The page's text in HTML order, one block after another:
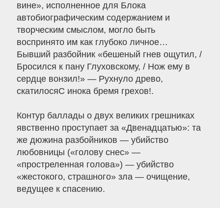
вине», исполненное для Блока
автобиографическим содержанием и
творческим смыслом, могло быть
воспринято им как глубоко личное…
Бывший разбойник «бешеный гнев ощутил, /
Бросился к пану Глуховскому, / Нож ему в
сердце вонзил!» — Рухнуло древо,
скатилосяС инока бремя грехов!.
Контур баллады о двух великих грешниках
явственно проступает за «Двенадцатью»: та
же дюжина разбойников — убийство
любовницы («голову снес» —
«простреленная голова») — убийство
«жестокого, страшного» зла — очищение,
ведущее к спасению.